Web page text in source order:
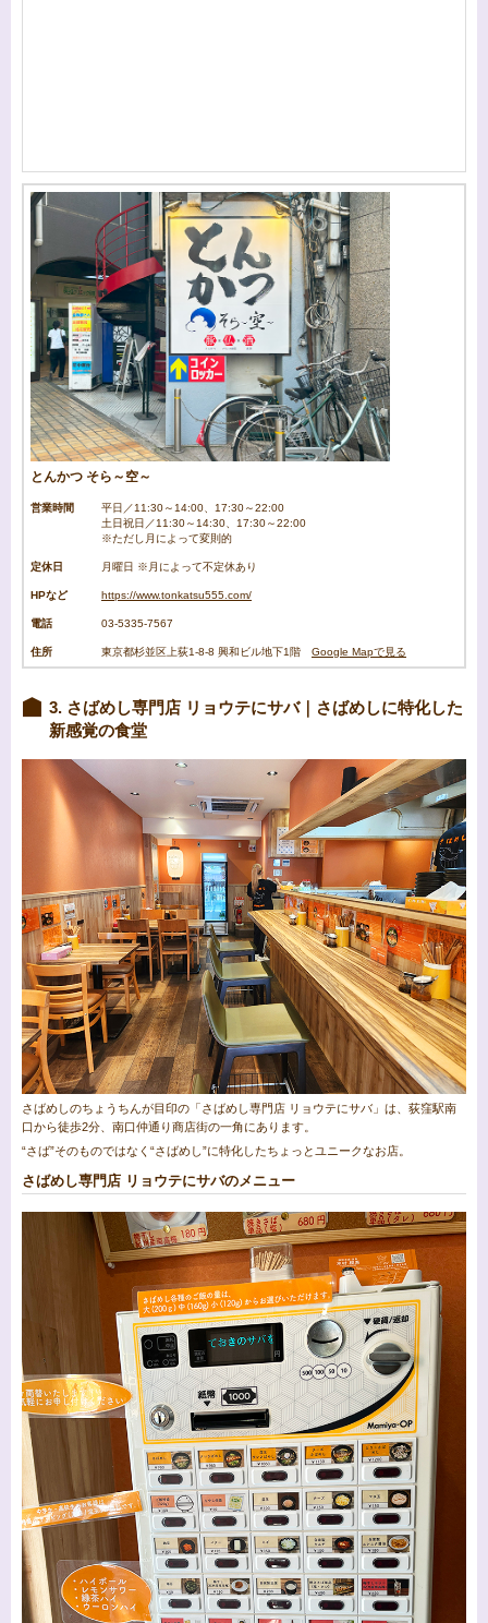
とんかつ そら～空～
営業時間
平日／11:30～14:00、17:30～22:00
土日祝日／11:30～14:30、17:30～22:00
※ただし月によって変則的
定休日 月曜日 ※月によって不定休あり
HPなど https://www.tonkatsu555.com/
電話 03-5335-7567
住所 東京都杉並区上荻1-8-8 興和ビル地下1階 Google Mapで見る
3. さばめし専門店 リョウテにサバ｜さばめしに特化した
新感覚の食堂
さばめしのちょうちんが目印の「さばめし専門店 リョウテにサバ」は、荻窪駅南
口から徒歩2分、南口仲通り商店街の一角にあります。
“さば”そのものではなく“さばめし”に特化したちょっとユニークなお店。
さばめし専門店 リョウテにサバのメニュー